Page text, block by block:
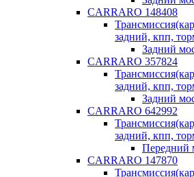
CARRARO 148408
задний, кпп,
Задний
CARRARO 357824
задний, кпп,
Задний
CARRARO 642992
задний, кпп,
Передний
CARRARO 147870